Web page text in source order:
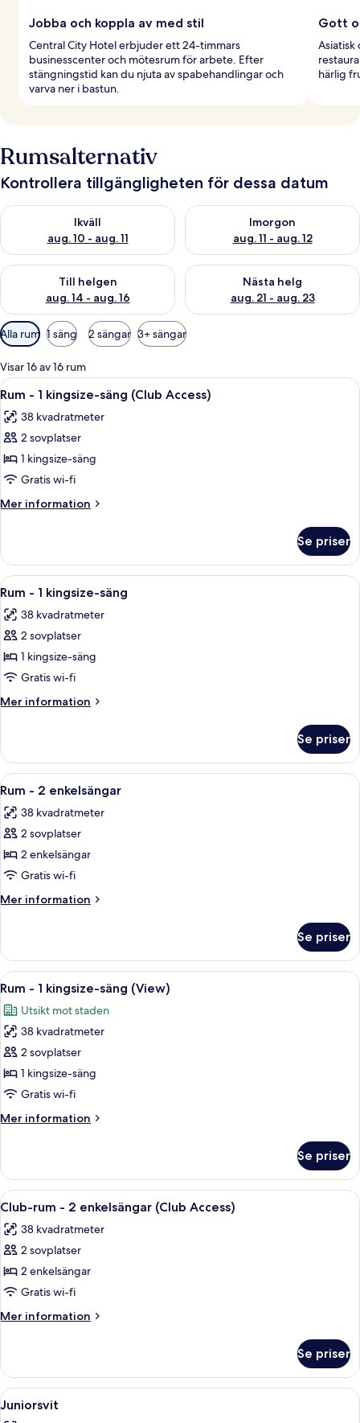
Jobba och koppla av med stil
Central City Hotel erbjuder ett 24-timmars
businesscenter och mötesrum för arbete. Efter
stängningstid kan du njuta av spabehandlingar och
varva ner i bastun.
Gott
Asiatisk
härlig
Rumsalternativ
Kontrollera tillgängligheten för dessa datum
Ikväll
aug. 10 - aug. 11
Kontrollera tillgängligheten för ikväll aug. 10 - aug. 11
Imorgon
aug. 11 - aug. 12
Kontrollera tillgängligheten
Till helgen
aug. 14 - aug. 16
Kontrollera tillgängligheten för den här helgen aug. 14 - aug.
Nästa helg
aug. 21 - aug. 23
Kontrollera tillgängligheten
Tillgängliga
filter
för
rum
Alla rum 1 säng 2 sängar 3+ sängar
Visar 16 av 16 rum
Öppna
alla
foton
för
Rum
-
1
kingsize-
(Club
Access)
Ett hotellrum med en säng,
8
Rum - 1 kingsize-säng (Club Access)
38 kvadratmeter
2 sovplatser
1 kingsize-säng
Gratis wi-fi
Mer information
Mer
-
kingsize-
(Club
Access)
Se priser
Öppna
alla
foton
för
Rum
-
1
kingsize-
Ett hotellrum med en säng,
7
Rum - 1 kingsize-säng
38 kvadratmeter
2 sovplatser
1 kingsize-säng
Gratis wi-fi
Mer information
Mer
-
kingsize-
Se priser
Öppna
alla
foton
för
Rum
-
2
enkelsängar
Sängtillbehör av högsta kvalitet,
6
Rum - 2 enkelsängar
38 kvadratmeter
2 sovplatser
2 enkelsängar
Gratis wi-fi
Mer information
Mer
-
enkelsängar
Se priser
Öppna
alla
foton
för
Rum
-
1
säng
Ett hotellrum med en säng,
7
Rum - 1 kingsize-säng (View)
Utsikt mot staden
38 kvadratmeter
2 sovplatser
1 kingsize-säng
Gratis wi-fi
Mer information
Mer
-
kingsize-
(View)
Se priser
Öppna
alla
foton
för
Club-
rum
-
2
(Club
Access)
Sängtillbehör av högsta kvalitet,
6
Club-rum - 2 enkelsängar (Club Access)
38 kvadratmeter
2 sovplatser
2 enkelsängar
Gratis wi-fi
Mer information
Mer
rum
2
Se priser
Öppna
alla
Ett hotellrum med en säng, en
5
Juniorsvit